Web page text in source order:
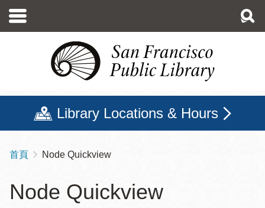
至
Library Locations & Hours
導
連
首頁 Node Quickview
Node Quickview